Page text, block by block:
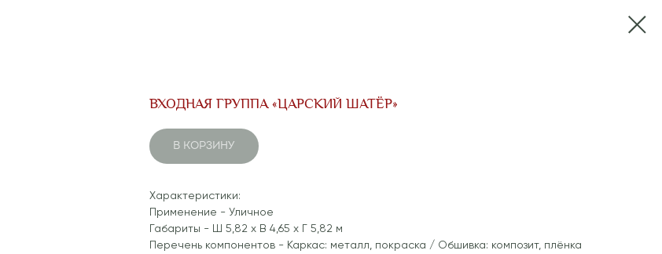
ВХОДНАЯ ГРУППА «ЦАРСКИЙ ШАТЁР»
В КОРЗИНУ
Характеристики:
Применение - Уличное
Габариты - Ш 5,82 x В 4,65 x Г 5,82 м
Перечень компонентов - Каркас: металл, покраска / Обшивка: композит, плёнка